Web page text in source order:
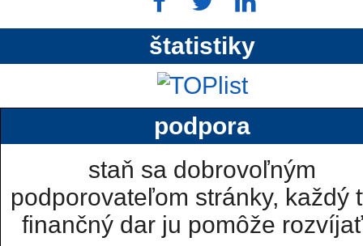
štatistiky
podpora
staň sa dobrovoľným
podporovateľom stránky, každý
finančný dar ju pomôže